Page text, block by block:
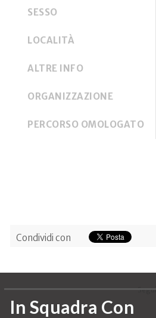
SESSO
LOCALITÀ
ALTRE INFO
ORGANIZZAZIONE
PERCORSO OMOLOGATO
Condividi con
In Squadra Con